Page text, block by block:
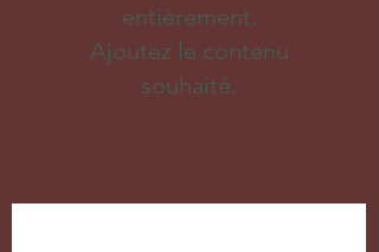
entièrement.
Ajoutez le contenu
souhaité.